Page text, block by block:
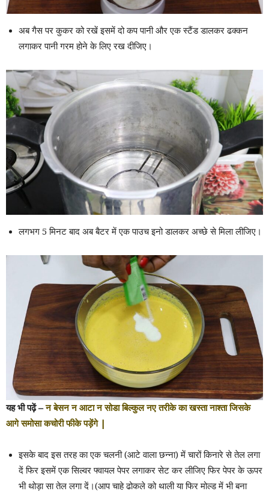
अब गैस पर कुकर को रखें इसमें दो कप पानी और एक स्टैंड डालकर ढक्कन
लगाकर पानी गरम होने के लिए रख दीजिए।
लगभग 5 मिनट बाद अब बैटर में एक पाउच इनो डालकर अच्छे से मिला लीजिए।
यह भी पढ़ें – न बेसन न आटा न सोडा बिल्कुल नए तरीके का खस्ता नाश्ता जिसके
आगे समोसा कचोरी फीके पड़ेंगे |
इसके बाद इस तरह का एक चलनी (आटे वाला छन्ना) में चारों किनारे से तेल लगा
दें फिर इसमें एक सिल्वर फ्वायल पेपर लगाकर सेट कर लीजिए फिर पेपर के ऊपर
भी थोड़ा सा तेल लगा दें।(आप चाहे ढोकले को थाली या फिर मोल्ड में भी बना